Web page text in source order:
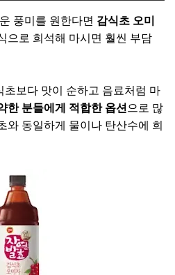
풍미를 원한다면 감식초 오미
으로 희석해 마시면 훨씬 부담
보다 맛이 순하고 음료처럼 마
한 분들에게 적합한 옵션으로 많
와 동일하게 물이나 탄산수에 희